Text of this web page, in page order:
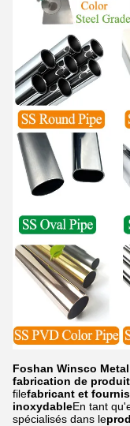
Foshan Winsco
fabrication de
filefabricant et
inoxydableEn tant
spécialisés dans le